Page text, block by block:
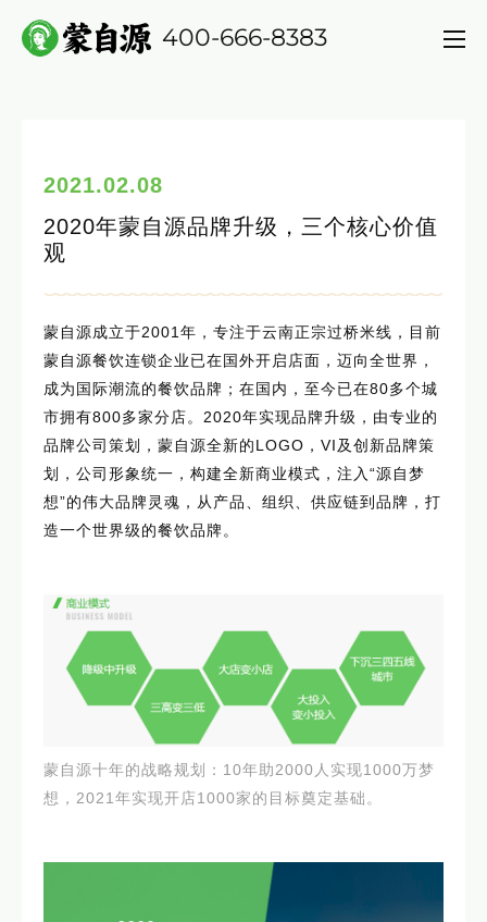
400-666-8383
2021.02.08
2020年蒙自源品牌升级，三个核心价值
观
蒙自源成立于2001年，专注于云南正宗过桥米线，目前
蒙自源餐饮连锁企业已在国外开启店面，迈向全世界，
成为国际潮流的餐饮品牌；在国内，至今已在80多个城
市拥有800多家分店。2020年实现品牌升级，由专业的
品牌公司策划，蒙自源全新的LOGO，VI及创新品牌策
划，公司形象统一，构建全新商业模式，注入“源自梦
想”的伟大品牌灵魂，从产品、组织、供应链到品牌，打
造一个世界级的餐饮品牌。
蒙自源十年的战略规划：10年助2000人实现1000万梦
想，2021年实现开店1000家的目标奠定基础。